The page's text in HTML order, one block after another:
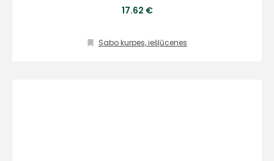
17.62 €
Sabo kurpes, iešļūcenes